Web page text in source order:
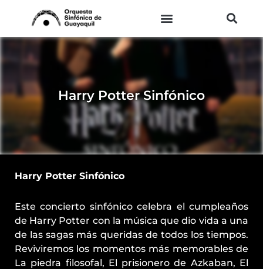
contenido
Harry Potter Sinfónico
Harry Potter Sinfónico
Este concierto sinfónico celebra el cumpleaños
de Harry Potter con la música que dio vida a una
de las sagas más queridas de todos los tiempos.
Reviviremos los momentos más memorables de
La piedra filosofal, El prisionero de Azkaban, El